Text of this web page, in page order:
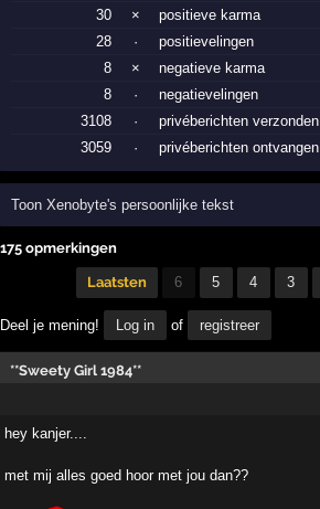
30 ×
positieve karma
28
·
positievelingen
8
×
negatieve karma
8
·
negatievelingen
3108
·
privéberichten verzonden
3059
· privéberichten ontvangen
Toon Xenobyte's persoonlijke tekst
175 opmerkingen
Laatsten 6 5 4 3
Deel je mening! Log in of registreer
**Sweety Girl 1984**
hey kanjer....
met mij alles goed hoor met jou dan??